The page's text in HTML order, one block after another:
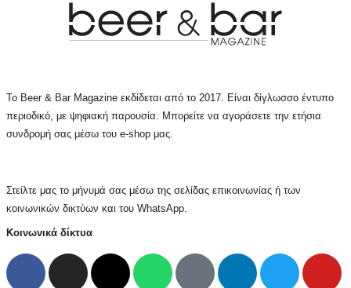
Το Beer & Bar Magazine εκδίδεται από το 2017. Είναι δίγλωσσο έντυπο
περιοδικό, με ψηφιακή παρουσία. Μπορείτε να αγοράσετε την ετήσια
συνδρομή σας μέσω του e-shop μας.
Στείλτε μας το μήνυμά σας μέσω της σελίδας επικοινωνίας ή των
κοινωνικών δικτύων και του WhatsApp.
Κοινωνικά δίκτυα